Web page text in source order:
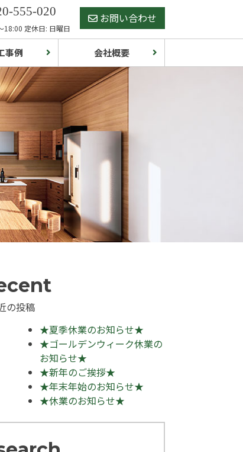
555-020
18:00 定休日: 日曜日
お問い合わせ
事例 会社概要
の投稿
★夏季休業のお知らせ★
★ゴールデンウィーク休業の
お知らせ★
★新年のご挨拶★
★年末年始のお知らせ★
★休業のお知らせ★